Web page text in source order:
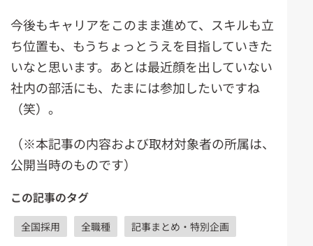
今後もキャリアをこのまま進めて、スキルも立
ち位置も、もうちょっとうえを目指していきた
いなと思います。あとは最近顔を出していない
社内の部活にも、たまには参加したいですね
（笑）。
（※本記事の内容および取材対象者の所属は、
公開当時のものです）
この記事のタグ
全国採用 全職種 記事まとめ・特別企画